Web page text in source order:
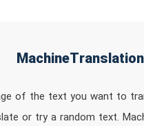
of the text you want to
or try a random text.